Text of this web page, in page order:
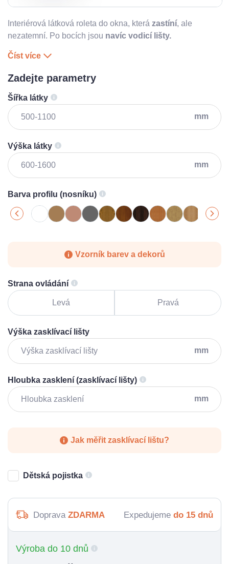
Interiérová látková roleta do okna, která zastíní, ale
nezatemní. Po bocích jsou navíc vodicí lišty.
Číst více
Zadejte parametry
Šířka látky
mm
Výška látky
mm
Barva profilu (nosníku)
Vzorník barev a dekorů
Strana ovládání
Levá Pravá
Výška zasklívací lišty
mm
Hloubka zasklení (zasklívací lišty)
mm
Jak měřit zasklívací lištu?
Dětská pojistka
Doprava ZDARMA Expedujeme do 15 dnů
Výroba do 10 dnů